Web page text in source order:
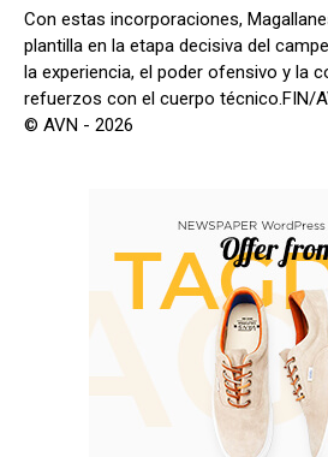
Con estas incorporaciones,
plantilla en la etapa decisiva del
la experiencia, el poder ofensivo y la
refuerzos con el cuerpo técnico.FIN/
© AVN - 2026